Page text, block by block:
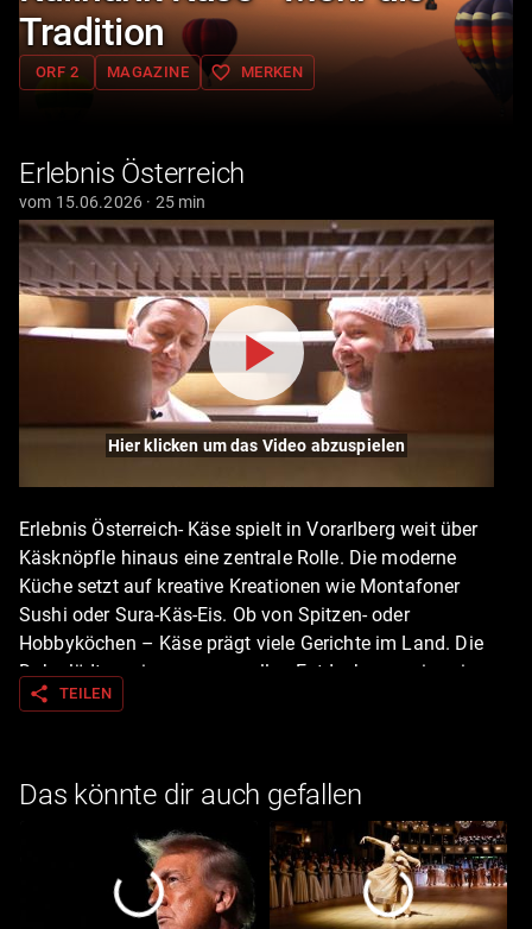
Tradition
ORF 2 MAGAZINE favorite_border MERKEN
Erlebnis Österreich
vom 15.06.2026 · 25 min
Hier klicken um das Video abzuspielen
Erlebnis Österreich- Käse spielt in Vorarlberg weit über
Käsknöpfle hinaus eine zentrale Rolle. Die moderne
Küche setzt auf kreative Kreationen wie Montafoner
Sushi oder Sura-Käs-Eis. Ob von Spitzen- oder
Hobbyköchen – Käse prägt viele Gerichte im Land. Die
Doku lädt zu einer genussvollen Entdeckungsreise ein
und zeigt die Vielfalt regionaler Käsesorten, die Tradition
share TEILEN
Das könnte dir auch gefallen